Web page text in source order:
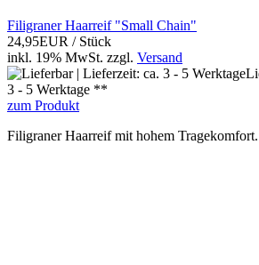
Filigraner Haarreif "Small Chain"
24,95EUR / Stück
inkl. 19% MwSt. zzgl. Versand
3 - 5 Werktage **
zum Produkt
Filigraner Haarreif mit hohem Tragekomfort.